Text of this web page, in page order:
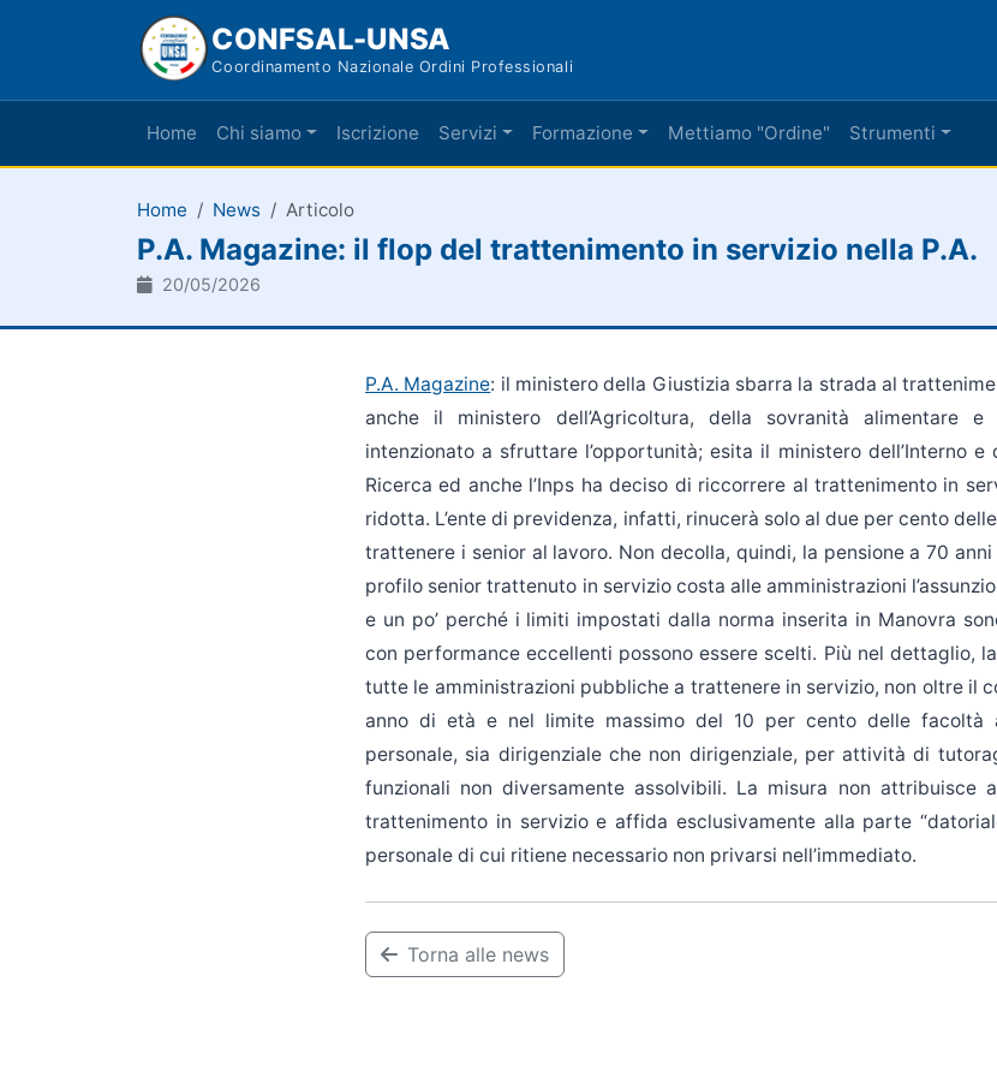
CONFSAL-UNSA
Coordinamento Nazionale Ordini Professionali
Home Chi siamo Iscrizione Servizi Formazione Mettiamo "Ordine" Strumenti
Home News Articolo
P.A. Magazine: il flop del trattenimento in servizio nella P.A.
20/05/2026
P.A. Magazine: il ministero della Giustizia sbarra la strada al
anche il ministero dell’Agricoltura, della sovranità alimentare
intenzionato a sfruttare l’opportunità; esita il ministero dell’Interno e
Ricerca ed anche l’Inps ha deciso di riccorrere al trattenimento in
ridotta. L’ente di previdenza, infatti, rinucerà solo al due per cento
trattenere i senior al lavoro. Non decolla, quindi, la pensione a 70 anni
profilo senior trattenuto in servizio costa alle amministrazioni
e un po’ perché i limiti impostati dalla norma inserita in Manovra
con performance eccellenti possono essere scelti. Più nel dettaglio,
tutte le amministrazioni pubbliche a trattenere in servizio, non oltre il
anno di età e nel limite massimo del 10 per cento delle facoltà
personale, sia dirigenziale che non dirigenziale, per attività di
funzionali non diversamente assolvibili. La misura non attribuisce
trattenimento in servizio e affida esclusivamente alla parte
personale di cui ritiene necessario non privarsi nell’immediato.
Torna alle news